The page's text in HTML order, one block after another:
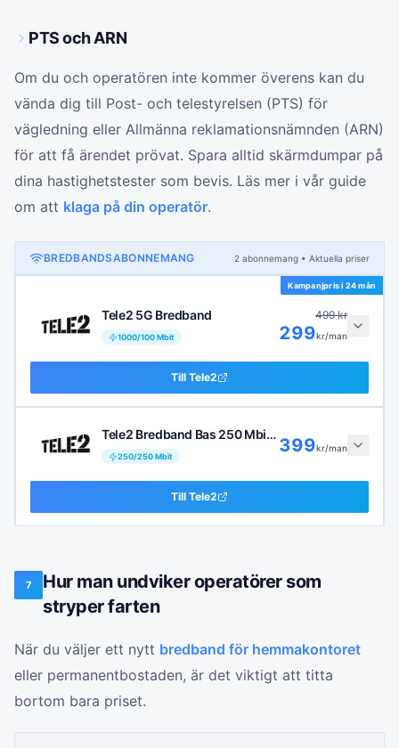
PTS och ARN
Om du och operatören inte kommer överens kan du
vända dig till Post- och telestyrelsen (PTS) för
vägledning eller Allmänna reklamationsnämnden (ARN)
för att få ärendet prövat. Spara alltid skärmdumpar på
dina hastighetstester som bevis. Läs mer i vår guide
om att klaga på din operatör.
BREDBANDSABONNEMANG 2 abonnemang • Aktuella priser
Kampanjpris i 24 mån
Tele2 5G Bredband
1000/100Mbit
499kr
299kr/man
Till Tele2
Tele2 Bredband Bas 250 Mbit/s
250/250Mbit
399kr/man
Till Tele2
7
Hur man undviker operatörer som
stryper farten
När du väljer ett nytt bredband för hemmakontoret
eller permanentbostaden, är det viktigt att titta
bortom bara priset.